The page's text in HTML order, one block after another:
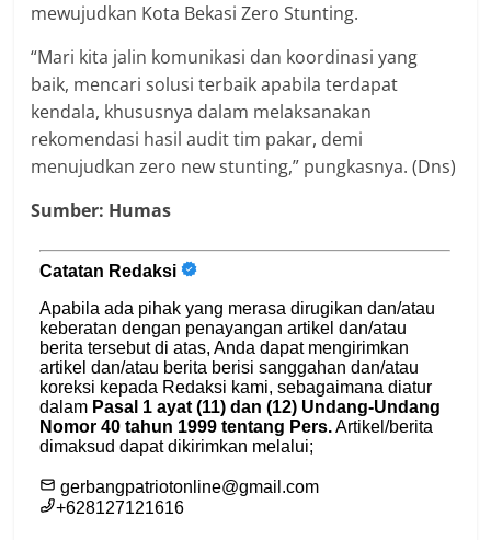
mewujudkan Kota Bekasi Zero Stunting.
“Mari kita jalin komunikasi dan koordinasi yang
baik, mencari solusi terbaik apabila terdapat
kendala, khususnya dalam melaksanakan
rekomendasi hasil audit tim pakar, demi
menujudkan zero new stunting,” pungkasnya. (Dns)
Sumber: Humas